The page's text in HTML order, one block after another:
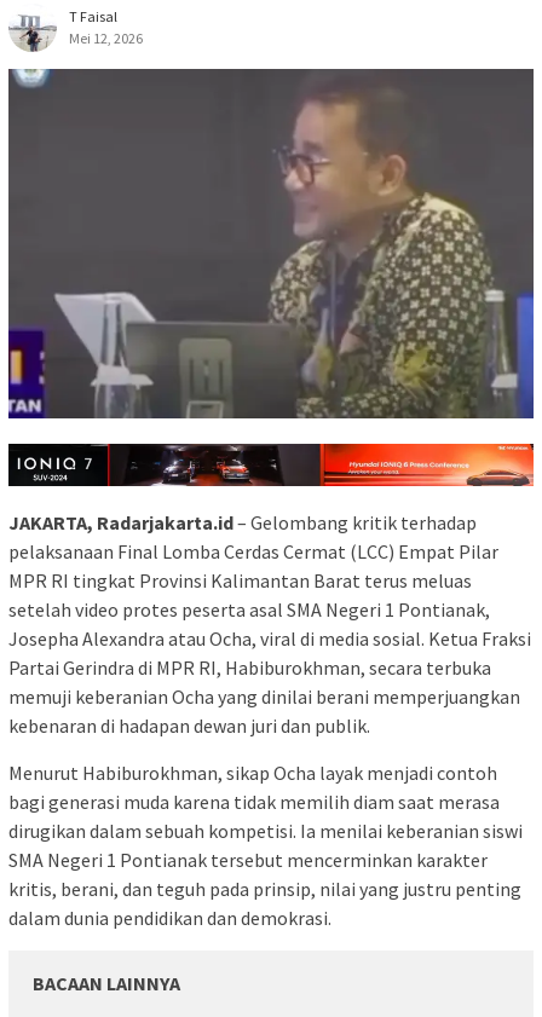
T Faisal
Mei 12, 2026
JAKARTA, Radarjakarta.id– Gelombang kritik terhadap
pelaksanaan Final Lomba Cerdas Cermat (LCC) Empat Pilar
MPR RI tingkat Provinsi Kalimantan Barat terus meluas
setelah video protes peserta asal SMA Negeri 1 Pontianak,
Josepha Alexandra atau Ocha, viral di media sosial. Ketua Fraksi
Partai Gerindra di MPR RI, Habiburokhman, secara terbuka
memuji keberanian Ocha yang dinilai berani memperjuangkan
kebenaran di hadapan dewan juri dan publik.
Menurut Habiburokhman, sikap Ocha layak menjadi contoh
bagi generasi muda karena tidak memilih diam saat merasa
dirugikan dalam sebuah kompetisi. Ia menilai keberanian siswi
SMA Negeri 1 Pontianak tersebut mencerminkan karakter
kritis, berani, dan teguh pada prinsip, nilai yang justru penting
dalam dunia pendidikan dan demokrasi.
BACAAN LAINNYA